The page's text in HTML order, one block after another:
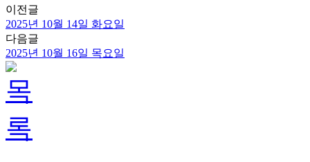
이전글
2025년 10월 14일 화요일
다음글
2025년 10월 16일 목요일